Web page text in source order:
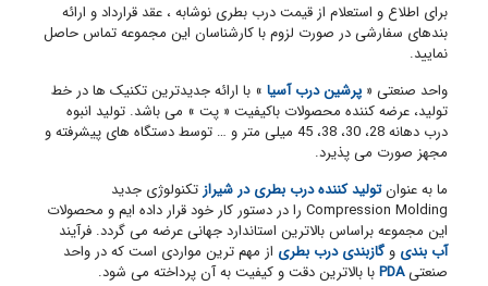
برای اطلاع و استعلام از قیمت درب بطری نوشابه ، عقد قرارداد و ارائه
بندهای سفارشی در صورت لزوم با کارشناسان این مجموعه تماس حاصل
نمایید.
واحد صنعتی « پرشین درب آسیا» با ارائه جدیدترین تکنیک ها در خط
تولید، عرضه کننده محصولات باکیفیت « پت » می باشد. تولید انبوه
درب دهانه 28، 30، 38، 45 میلی متر و … توسط دستگاه های پیشرفته و
مجهز صورت می پذیرد.
ما به عنوانتولید کننده درب بطری در شیرازتکنولوژی جدید
Compression Molding را در دستور کار خود قرار داده ایم و محصولات
این مجموعه براساس بالاترین استاندارد جهانی عرضه می گردد. فرآیند
آب بندی وگازبندی درب بطری از مهم ترین مواردی است که در واحد
صنعتیPDAبا بالاترین دقت و کیفیت به آن پرداخته می شود.